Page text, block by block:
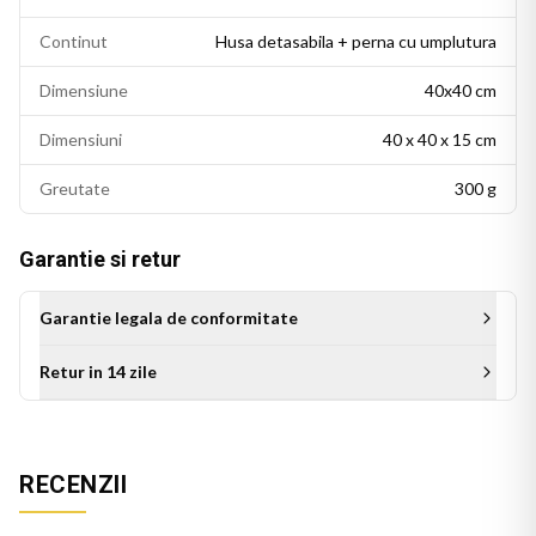
Este potrivita si ca idee de cadou pentru persoanele cu un
Continut Husa detasabila + perna cu umplutura
Dimensiune 40x40 cm
Dimensiuni 40 x 40 x 15 cm
Greutate 300 g
Garantie si retur
Garantie legala de conformitate
Retur in 14 zile
RECENZII